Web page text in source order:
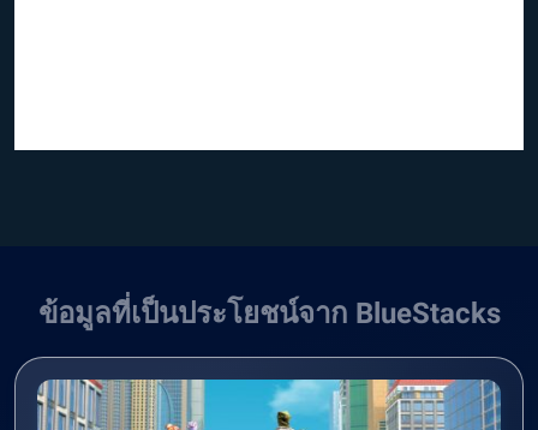
ข้อมูลที่เป็นประโยชน์จาก BlueStacks